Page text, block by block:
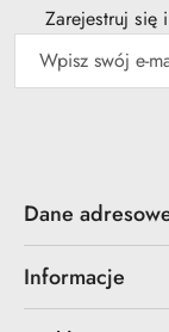
Zarejestruj się
Dane
Informacje